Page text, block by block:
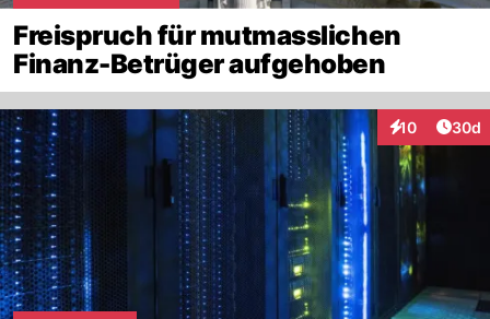
Freispruch für mutmasslichen
Finanz-Betrüger aufgehoben
10
Interaktionen
30d